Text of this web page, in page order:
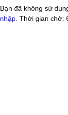
Bạn đã không sử
nhập . Thời gian chờ: